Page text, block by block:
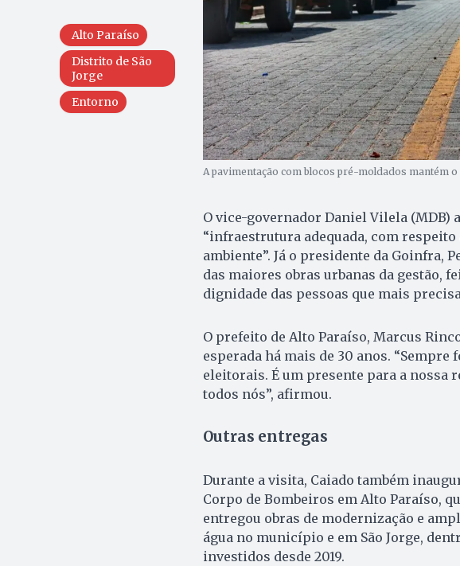
Alto Paraíso
Distrito de São
Jorge
Entorno
A pavimentação com blocos pré-moldados mantém
O vice-governador Daniel Vilela (MDB)
“infraestrutura adequada, com
ambiente”. Já o presidente da Goinfra,
das maiores obras urbanas da gestão,
dignidade das pessoas que mais
O prefeito de Alto Paraíso, Marcus
esperada há mais de 30 anos.
eleitorais. É um presente para a nossa
todos nós”, afirmou.
Outras entregas
Durante a visita, Caiado também
Corpo de Bombeiros em Alto Paraíso,
entregou obras de modernização e
água no município e em São Jorge,
investidos desde 2019.